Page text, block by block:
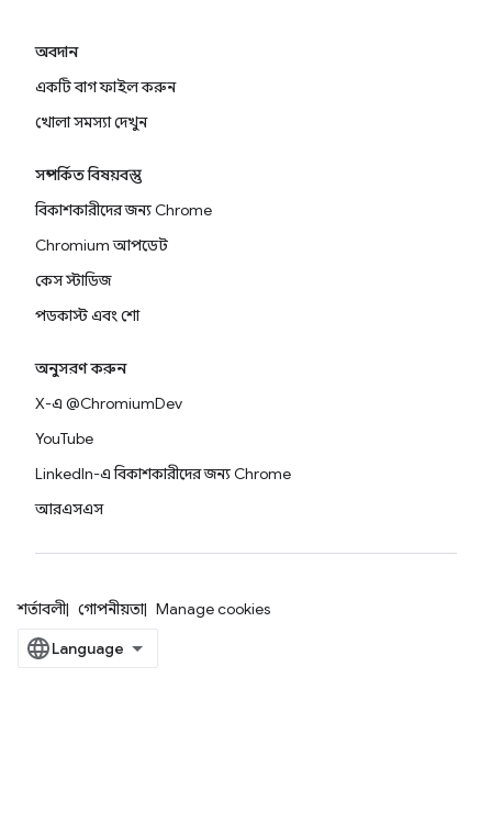
অবদান
একটি বাগ ফাইল করুন
খোলা সমস্যা দেখুন
সম্পর্কিত বিষয়বস্তু
বিকাশকারীদের জন্য Chrome
Chromium আপডেট
কেস স্টাডিজ
পডকাস্ট এবং শো
অনুসরণ করুন
X-এ @ChromiumDev
YouTube
LinkedIn-এ বিকাশকারীদের জন্য Chrome
আরএসএস
শর্তাবলী গোপনীয়তা Manage cookies